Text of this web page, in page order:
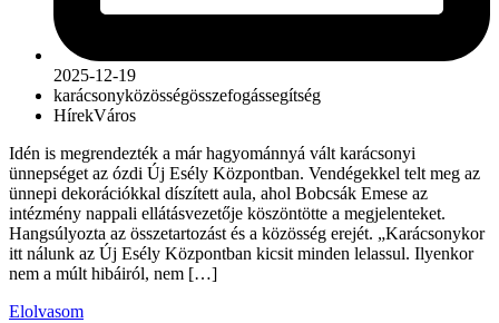
2025-12-19
karácsonyközösségösszefogássegítség
HírekVáros
Idén is megrendezték a már hagyománnyá vált karácsonyi
ünnepséget az ózdi Új Esély Központban. Vendégekkel telt meg az
ünnepi dekorációkkal díszített aula, ahol Bobcsák Emese az
intézmény nappali ellátásvezetője köszöntötte a megjelenteket.
Hangsúlyozta az összetartozást és a közösség erejét. „Karácsonykor
itt nálunk az Új Esély Központban kicsit minden lelassul. Ilyenkor
nem a múlt hibáiról, nem […]
Elolvasom